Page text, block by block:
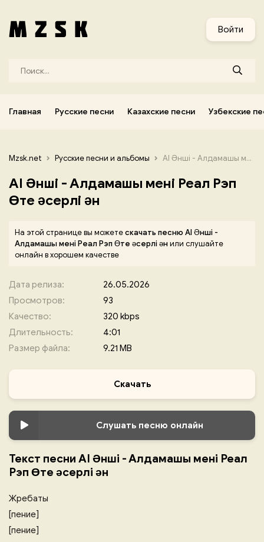
Войти
Главная Русские песни Казахские песни Узбекские
Mzsk.net Русские песни и альбомы AI Әнші - Алдамашы мені Реал Рэп Өте әсерлі ән
AI Әнші - Алдамашы мені Реал Рэп
Өте әсерлі ән
На этой странице вы можетескачать песню AI Әнші -
Алдамашы мені Реал Рэп Өте әсерлі әнили слушайте
онлайн в хорошем качестве
Дата релиза:
26.05.2026
Просмотров:
93
Качество:
320 kbps
Длительность:
4:01
Размер файла:
9.21 MB
Скачать
Слушать песню онлайн
Текст песни AI Әнші - Алдамашы мені Реал
Рэп Өте әсерлі ән
Жребаты
[пение]
[пение]
Узбекские песни Корейские песни